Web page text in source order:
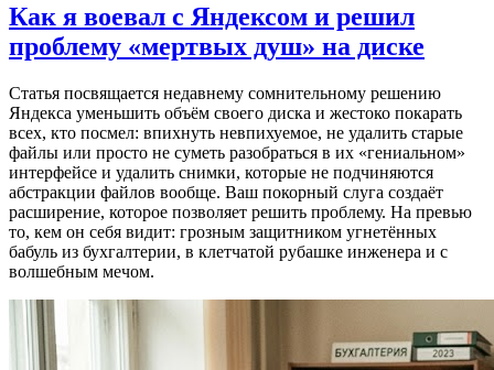
Как я воевал с Яндексом и решил
проблему «мертвых душ» на диске
Статья посвящается недавнему сомнительному решению
Яндекса уменьшить объём своего диска и жестоко покарать
всех, кто посмел: впихнуть невпихуемое, не удалить старые
файлы или просто не суметь разобраться в их «гениальном»
интерфейсе и удалить снимки, которые не подчиняются
абстракции файлов вообще. Ваш покорный слуга создаёт
расширение, которое позволяет решить проблему. На превью
то, кем он себя видит: грозным защитником угнетённых
бабуль из бухгалтерии, в клетчатой рубашке инженера и с
волшебным мечом.